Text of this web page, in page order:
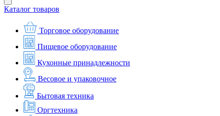
Каталог товаров
Торговое оборудование
Пищевое оборудование
Кухонные принадлежности
Весовое и упаковочное
Бытовая техника
Оргтехника